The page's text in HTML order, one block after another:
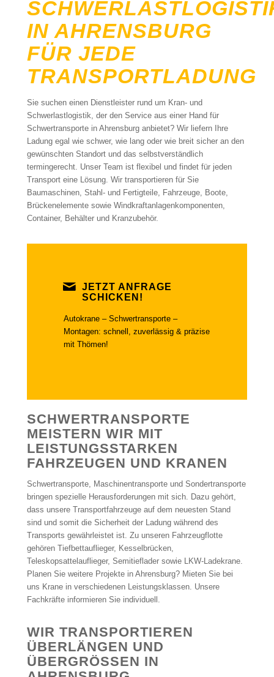
IN AHRENSBURG
FÜR JEDE
TRANSPORTLADUNG
Sie suchen einen Dienstleister rund um Kran- und
Schwerlastlogistik, der den Service aus einer Hand für
Schwertransporte in Ahrensburg anbietet? Wir liefern Ihre
Ladung egal wie schwer, wie lang oder wie breit sicher an den
gewünschten Standort und das selbstverständlich
termingerecht. Unser Team ist flexibel und findet für jeden
Transport eine Lösung. Wir transportieren für Sie
Baumaschinen, Stahl- und Fertigteile, Fahrzeuge, Boote,
Brückenelemente sowie Windkraftanlagenkomponenten,
Container, Behälter und Kranzubehör.
JETZT ANFRAGE
SCHICKEN!
Autokrane – Schwertransporte –
Montagen: schnell, zuverlässig & präzise
mit Thömen!
SCHWERTRANSPORTE
MEISTERN WIR MIT
LEISTUNGSSTARKEN
FAHRZEUGEN UND KRANEN
Schwertransporte, Maschinentransporte und Sondertransporte
bringen spezielle Herausforderungen mit sich. Dazu gehört,
dass unsere Transportfahrzeuge auf dem neuesten Stand
sind und somit die Sicherheit der Ladung während des
Transports gewährleistet ist. Zu unseren Fahrzeugflotte
gehören Tiefbettauflieger, Kesselbrücken,
Teleskopsattelauflieger, Semitieflader sowie LKW-Ladekrane.
Planen Sie weitere Projekte in Ahrensburg? Mieten Sie bei
uns Krane in verschiedenen Leistungsklassen. Unsere
Fachkräfte informieren Sie individuell.
WIR TRANSPORTIEREN
ÜBERLÄNGEN UND
ÜBERGRÖSSEN IN A